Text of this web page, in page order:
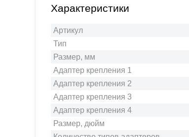
Характеристики
Артикул
Тип
Размер, мм
Адаптер крепления 1
Адаптер крепления 2
Адаптер крепления 3
Адаптер крепления 4
Размер, дюйм